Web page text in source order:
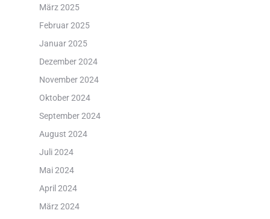
März 2025
Februar 2025
Januar 2025
Dezember 2024
November 2024
Oktober 2024
September 2024
August 2024
Juli 2024
Mai 2024
April 2024
März 2024